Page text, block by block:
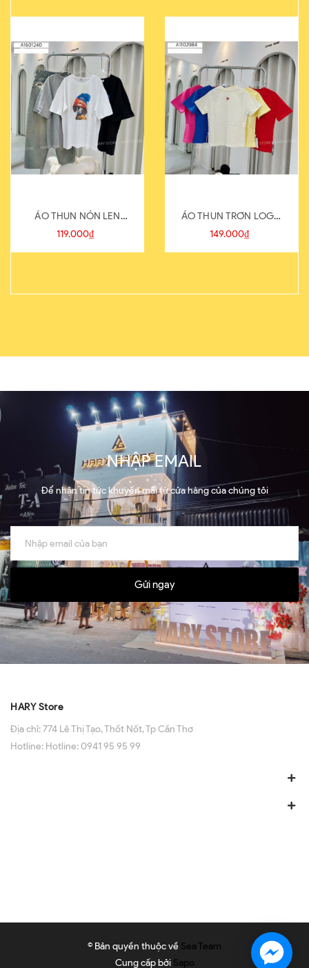
ÁO THUN NÓN LEN
821-1
119.000₫
ÁO THUN TRƠN LOGO
SAU
149.000₫
NHẬP EMAIL
Để nhận tin tức khuyến mãi từ cửa hàng của chúng tôi
Gửi ngay
HARY Store
Địa chỉ:774 Lê Thị Tạo, Thốt Nốt, Tp Cần Thơ
Hotline: Hotline: 0941 95 95 99
© Bản quyền thuộc về Sea Team
Cung cấp bởi Sapo